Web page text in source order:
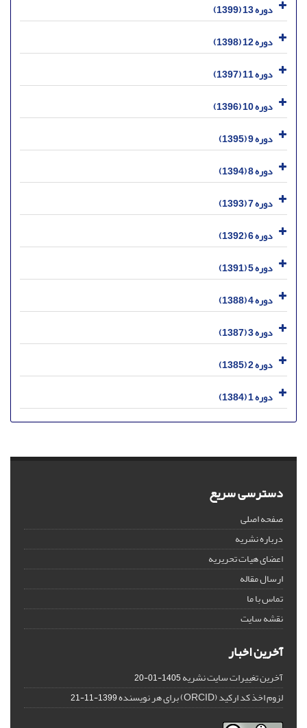
دوره 13 (1399)
دوره 12 (1398)
دوره 11 (1397)
دوره 10 (1396)
دوره 9 (1395)
دوره 8 (1394)
دوره 7 (1393)
دوره 6 (1392)
دوره 5 (1391)
دوره 4 (1388)
دوره 3 (1387)
دوره 2 (1385)
دوره 1 (1384)
دسترسی سریع
صفحه اصلی
درباره نشریه
اعضای هیات تحریریه
ارسال مقاله
تماس با ما
نقشه سایت
آخرین اخبار
آخرین تغییرات سایت نشریه1405-01-20
لزوم اخذ کد ارکید (ORCID) برای هر نویسنده 1399-11-21